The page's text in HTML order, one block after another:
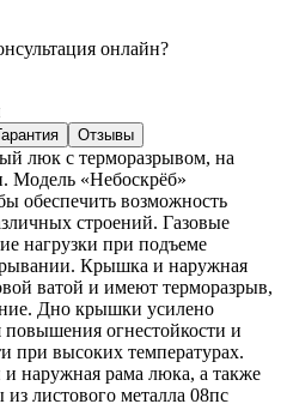
онлайн?
Отзывы
люк с терморазрывом, на
Модель «Небоскрёб»
обеспечить возможность
строений. Газовые
нагрузки при подъеме
Крышка и наружная
ватой и имеют терморазрыв,
Дно крышки усилено
огнестойкости и
при высоких температурах.
наружная рама люка, а также
из листового металла 08пс